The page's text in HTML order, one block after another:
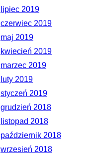
lipiec 2019
czerwiec 2019
maj 2019
kwiecień 2019
marzec 2019
luty 2019
styczeń 2019
grudzień 2018
listopad 2018
październik 2018
wrzesień 2018